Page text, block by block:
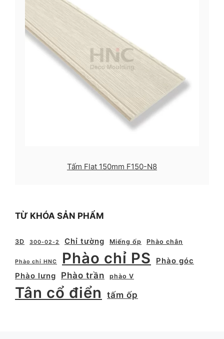
Tấm Flat 150mm F150-N8
TỪ KHÓA SẢN PHẨM
3D 300-02-2 Chỉ tường Miếng ốp Phào chân
Phào chỉ HNC Phào chỉ PS
Phào góc
Phào lưng
Phào trần phào V
Tân cổ điển tấm ốp